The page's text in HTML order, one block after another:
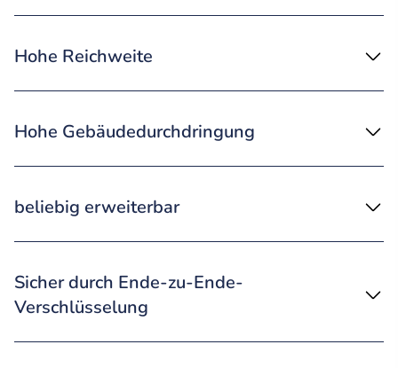
Hohe Reichweite
Hohe Gebäudedurchdringung
beliebig erweiterbar
Sicher durch Ende-zu-Ende-
Verschlüsselung